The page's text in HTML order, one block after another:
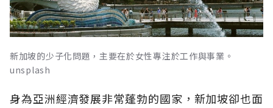
新加坡的少子化問題，主要在於女性專注於工作與事業。
unsplash
身為亞洲經濟發展非常蓬勃的國家，新加坡卻也面